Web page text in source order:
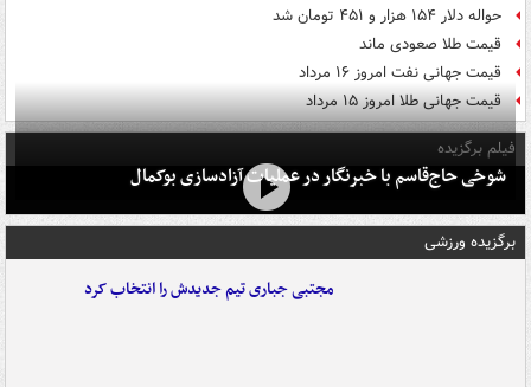
حواله دلار ۱۵۴ هزار و ۴۵۱ تومان شد
قیمت طلا صعودی ماند
قیمت جهانی نفت امروز ۱۶ مرداد
قیمت جهانی طلا امروز ۱۵ مرداد
فیلم برگزیده
شوخی حاج‌قاسم با خبرنگار در عملیات آزادسازی بوکمال
برگزیده ورزشی
مجتبی جباری تیم جدیدش را انتخاب کرد